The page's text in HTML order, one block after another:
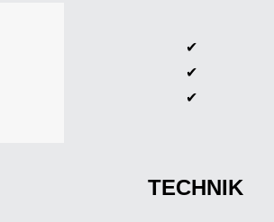
✔
✔
✔
TECHNIK